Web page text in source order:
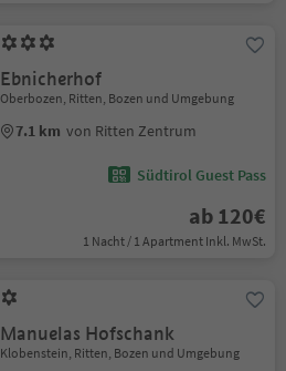
Ebnicherhof
Oberbozen, Ritten, Bozen und Umgebung
7.1 km von Ritten Zentrum
Südtirol Guest Pass
ab 120€
1 Nacht / 1 Apartment Inkl. MwSt.
Manuelas Hofschank
Klobenstein, Ritten, Bozen und Umgebung